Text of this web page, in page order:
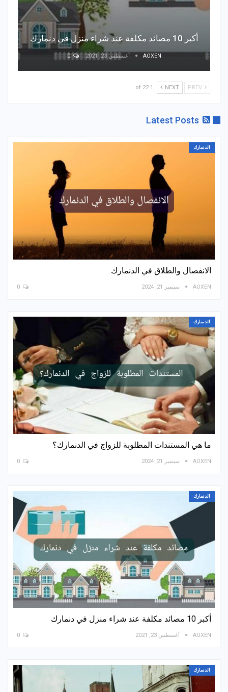
أكبر 10 مصائد مكلفة عند شراء منزل في دنمارك
AOXEN أغسطس 23, 2021 0
NEXT
1 of 22
الدنمارك
الانفصال والطلاق في الدنمارك
AOXEN سبتمبر 21, 2024
الدنمارك
ما هي المستندات المطلوبة للزواج في الدنمارك؟
AOXEN سبتمبر 21, 2024
الدنمارك
أكبر 10 مصائد مكلفة عند شراء منزل في دنمارك
AOXEN أغسطس 23, 2021
الدنمارك